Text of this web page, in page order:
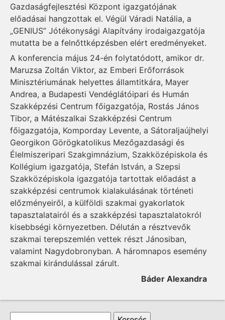
Gazdaságfejlesztési Központ igazgatójának
előadásai hangzottak el. Végül Váradi Natália, a
„GENIUS” Jótékonysági Alapítvány irodaigazgatója
mutatta be a felnőttképzésben elért eredményeket.
A konferencia május 24-én folytatódott, amikor dr.
Maruzsa Zoltán Viktor, az Emberi Erőforrások
Minisztériumának helyettes államtitkára, Mayer
Andrea, a Budapesti Vendéglátóipari és Humán
Szakképzési Centrum főigazgatója, Rostás János
Tibor, a Mátészalkai Szakképzési Centrum
főigazgatója, Komporday Levente, a Sátoraljaújhelyi
Georgikon Görögkatolikus Mezőgazdasági és
Élelmiszeripari Szakgimnázium, Szakközépiskola és
Kollégium igazgatója, Stefán István, a Szepsi
Szakközépiskola igazgatója tartottak előadást a
szakképzési centrumok kialakulásának történeti
előzményeiről, a külföldi szakmai gyakorlatok
tapasztalatairól és a szakképzési tapasztalatokról
kisebbségi környezetben. Délután a résztvevők
szakmai terepszemlén vettek részt Jánosiban,
valamint Nagydobronyban. A háromnapos esemény
szakmai kirándulással zárult.
Báder Alexandra
Keresés űrlap